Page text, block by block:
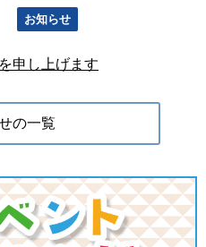
お知らせ
申し上げます
の一覧